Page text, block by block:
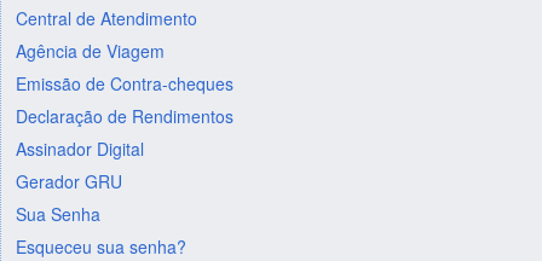
Central de Atendimento
Agência de Viagem
Emissão de Contra-cheques
Declaração de Rendimentos
Assinador Digital
Gerador GRU
Sua Senha
Esqueceu sua senha?